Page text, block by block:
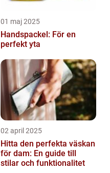
01 maj 2025
Handspackel: För en
perfekt yta
02 april 2025
Hitta den perfekta väskan
för dam: En guide till
stilar och funktionalitet